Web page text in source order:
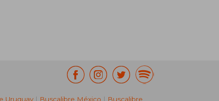
Uruguay | Buscalibre México | Buscalibre